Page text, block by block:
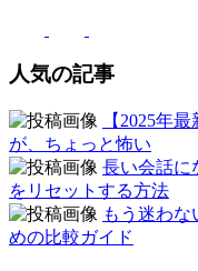
人気の記事
【2025年
が、ちょっと怖い
長い会話に
をリセットする方法
もう迷わな
めの比較ガイド